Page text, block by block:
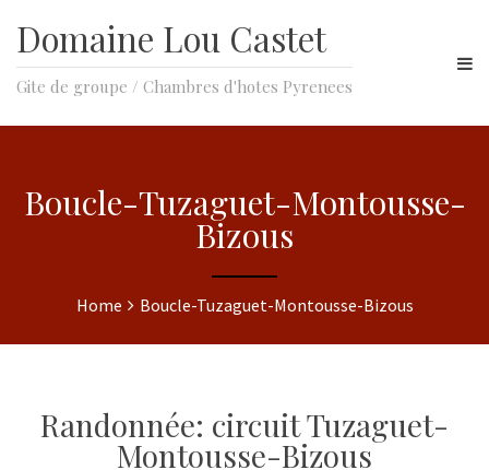
Domaine Lou Castet
Gite de groupe / Chambres d'hotes Pyrenees
Boucle-Tuzaguet-Montousse-
Bizous
Home Boucle-Tuzaguet-Montousse-Bizous
Randonnée: circuit Tuzaguet-
Montousse-Bizous